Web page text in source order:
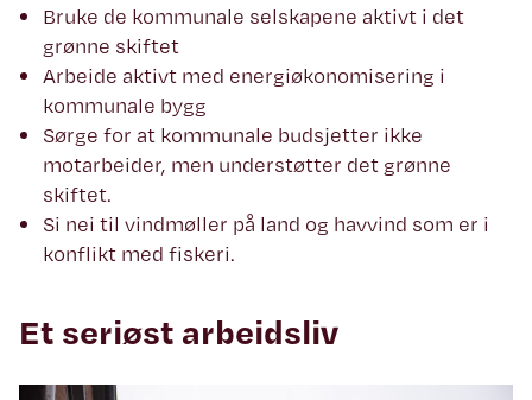
Bruke de kommunale selskapene aktivt i det
grønne skiftet
Arbeide aktivt med energiøkonomisering i
kommunale bygg
Sørge for at kommunale budsjetter ikke
motarbeider, men understøtter det grønne
skiftet.
Si nei til vindmøller på land og havvind som er i
konflikt med fiskeri.
Et seriøst arbeidsliv